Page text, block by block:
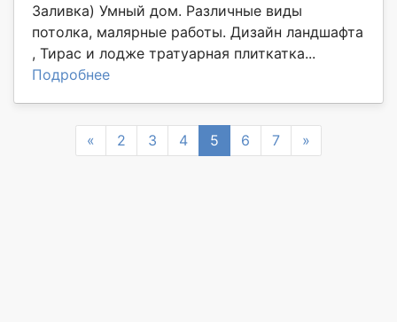
Заливка) Умный дом. Различные виды
потолка, малярные работы. Дизайн ландшафта
, Тирас и лодже тратуарная плиткатка...
Подробнее
« Previous
2 3 4 5 6 7 »